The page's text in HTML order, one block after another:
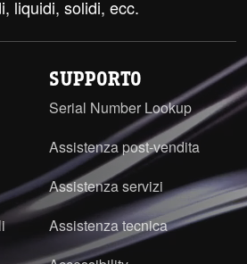
liquidi, solidi, ecc.
SUPPORTO
Serial Number Lookup
Assistenza post-vendita
Assistenza servizi
Assistenza tecnica